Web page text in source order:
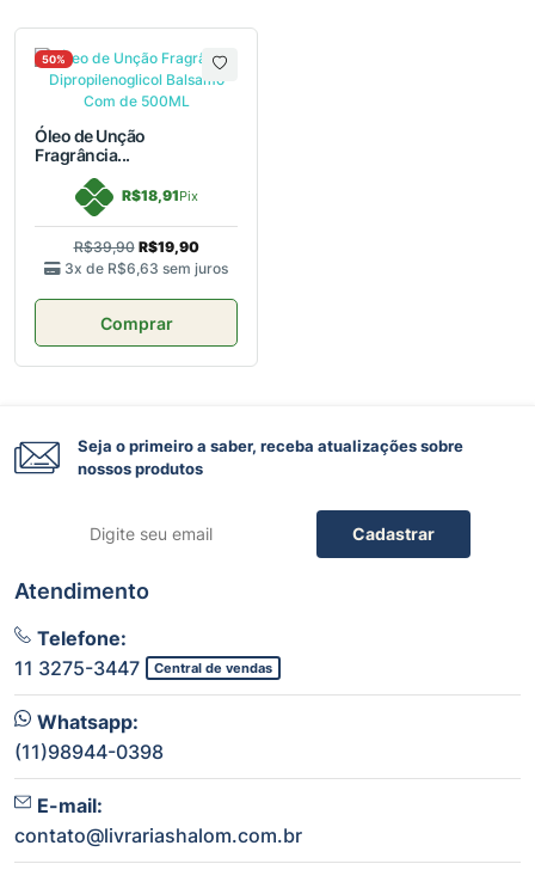
50%
Óleo de Unção
Fragrância...
R$18,91Pix
R$39,90 R$19,90
3x de R$6,63 sem juros
Comprar
Seja o primeiro a saber, receba atualizações sobre
nossos produtos
Cadastrar
Atendimento
Telefone:
11 3275-3447
Central de vendas
Whatsapp:
(11)98944-0398
E-mail:
contato@livrariashalom.com.br